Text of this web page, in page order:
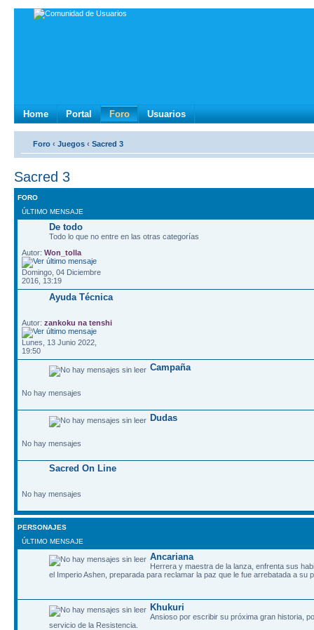
Home Portal Foro Usuarios
Foro ‹ Juegos ‹ Sacred 3
Sacred 3
FORO
ÚLTIMO MENSAJE
De todo
Todo lo que no entre en las otras categorías
Autor: Won_tolla
Domingo, 04 Diciembre
2016, 13:19
Ayuda Técnica
Autor: zankoku na tenshi
Lunes, 13 Junio 2022,
19:50
Campaña
No hay mensajes
Dudas
No hay mensajes
Sacred On Line
No hay mensajes
PERSONAJES
ÚLTIMO MENSAJE
Ancariana
Herrera y maestra de la lanza, enfrenta sus
el Imperio Ashen, preparada para reclamar la paz que le fue arrebatada a su
Khukuri
Ansioso por escribir su próxima gran historia,
servicio de la Resistencia.